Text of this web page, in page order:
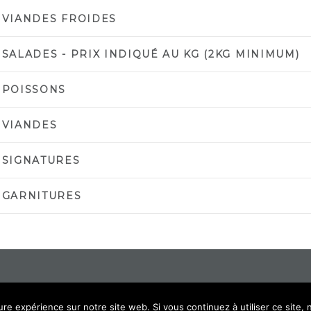
FROIDES
- PRIX INDIQUÉ AU KG (2KG MINIMUM)
expérience sur notre site web. Si vous continuez à utiliser ce site,